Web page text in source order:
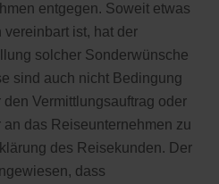
entgegen. Soweit etwas
ist, hat der
solcher Sonderwünsche
sind auch nicht Bedingung
Vermittlungsauftrag oder
das Reiseunternehmen zu
des Reisekunden. Der
dass